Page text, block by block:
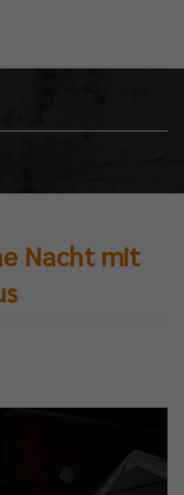
Nacht mit